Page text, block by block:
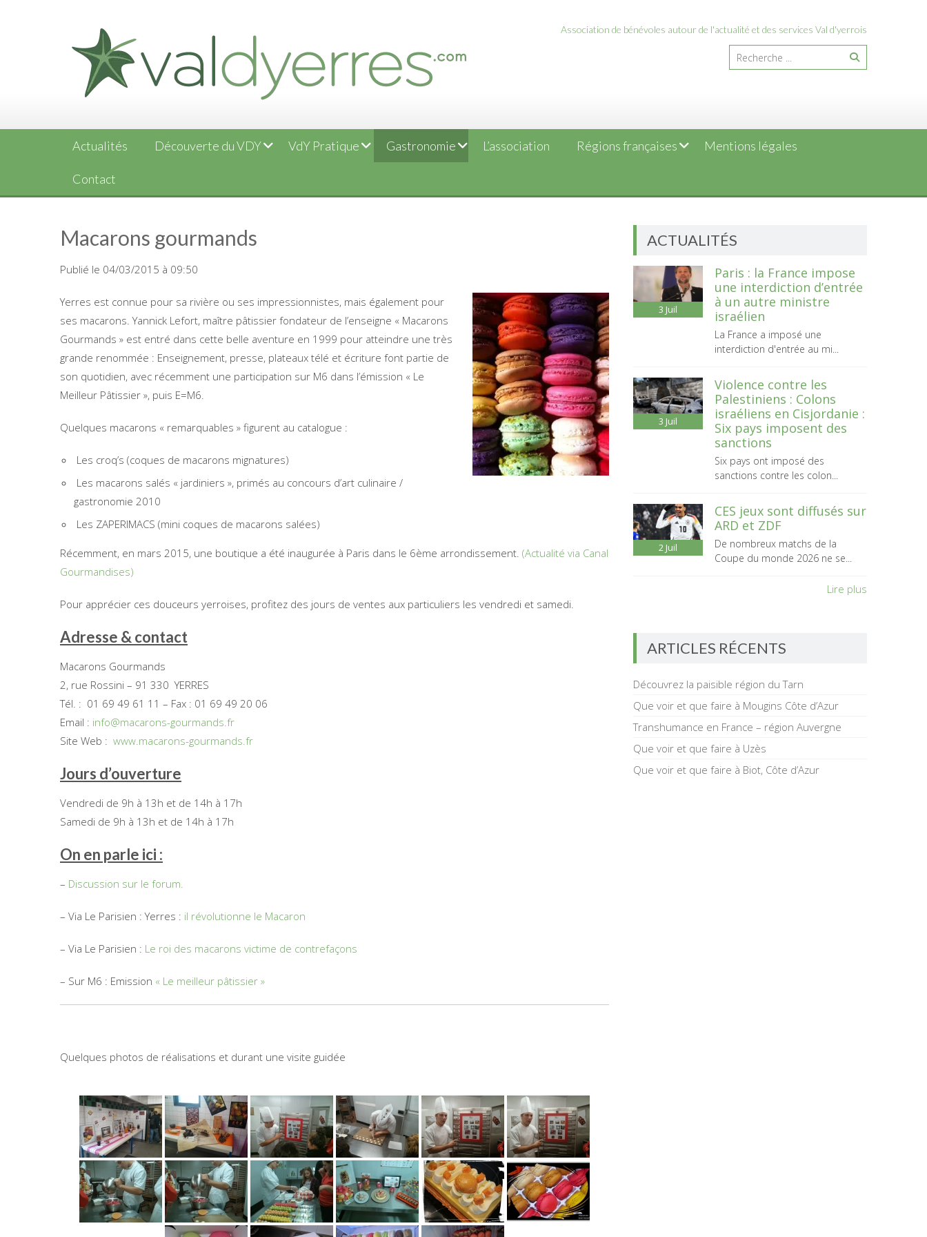
Association de bénévoles autour de l'actualité et des services Val d'yerrois
Actualités Découverte du VDY VdY Pratique Gastronomie L’association Régions françaises Mentions légales
Contact
Macarons gourmands
Publié le 04/03/2015 à 09:50
Yerres est connue pour sa rivière ou ses impressionnistes, mais également pour
ses macarons. Yannick Lefort, maître pâtissier fondateur de l’enseigne « Macarons
Gourmands » est entré dans cette belle aventure en 1999 pour atteindre une très
grande renommée : Enseignement, presse, plateaux télé et écriture font partie de
son quotidien, avec récemment une participation sur M6 dans l’émission « Le
Meilleur Pâtissier », puis E=M6.
Quelques macarons « remarquables » figurent au catalogue :
Les croq’s (coques de macarons mignatures)
Les macarons salés « jardiniers », primés au concours d’art culinaire /
gastronomie 2010
Les ZAPERIMACS (mini coques de macarons salées)
Récemment, en mars 2015, une boutique a été inaugurée à Paris dans le 6ème arrondissement. (Actualité via Canal
Gourmandises)
Pour apprécier ces douceurs yerroises, profitez des jours de ventes aux particuliers les vendredi et samedi.
Adresse & contact
Macarons Gourmands
2, rue Rossini – 91 330 YERRES
Tél. : 01 69 49 61 11 – Fax : 01 69 49 20 06
Email : info@macarons-gourmands.fr
Site Web : www.macarons-gourmands.fr
Jours d’ouverture
Vendredi de 9h à 13h et de 14h à 17h
Samedi de 9h à 13h et de 14h à 17h
On en parle ici :
– Discussion sur le forum.
– Via Le Parisien : Yerres : il révolutionne le Macaron
– Via Le Parisien : Le roi des macarons victime de contrefaçons
– Sur M6 : Emission « Le meilleur pâtissier »
Quelques photos de réalisations et durant une visite guidée
ACTUALITÉS
3 Juil
Paris : la France impose
une interdiction d’entrée
à un autre ministre
israélien
La France a imposé une
interdiction d'entrée au mi...
3 Juil
Violence contre les
Palestiniens : Colons
israéliens en Cisjordanie :
Six pays imposent des
sanctions
Six pays ont imposé des
sanctions contre les colon...
2 Juil
CES jeux sont diffusés sur
ARD et ZDF
De nombreux matchs de la
Coupe du monde 2026 ne se...
Lire plus
ARTICLES RÉCENTS
Découvrez la paisible région du Tarn
Que voir et que faire à Mougins Côte d’Azur
Transhumance en France – région Auvergne
Que voir et que faire à Uzès
Que voir et que faire à Biot, Côte d’Azur